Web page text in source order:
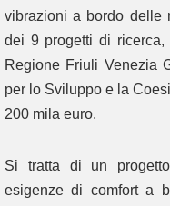
vibrazioni a bordo delle
dei 9 progetti di
Regione Friuli Venezia
per lo Sviluppo e la
200 mila euro.
Si tratta di un
esigenze di comfort a